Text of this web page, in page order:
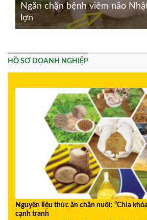
Ngăn chặn bệnh viêm não
lợn
HỒ SƠ DOANH NGHIỆP
Nguyên liệu thức ăn chăn nuôi: “Chìa
cạnh tranh